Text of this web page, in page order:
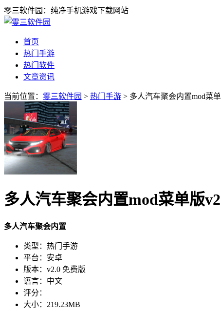
零三软件园：纯净手机游戏下载网站
首页
热门手游
热门软件
文章资讯
当前位置： 零三软件园 > 热门手游 > 多人汽车聚会内置mod菜
多人汽车聚会内置mod菜单版
多人汽车聚会内置
类型：热门手游
平台：安卓
版本：v2.0 免费版
语言：中文
评分：
大小：219.23MB